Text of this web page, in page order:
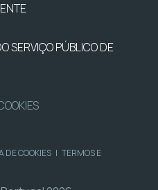
SERVIÇO PÚBLICO DE
DE COOKIES | TERMOS E